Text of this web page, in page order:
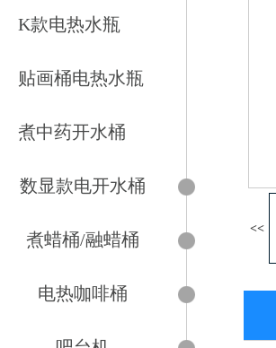
K款电热水瓶
贴画桶电热水瓶
煮中药开水桶
数显款电开水桶
煮蜡桶/融蜡桶
电热咖啡桶
<<